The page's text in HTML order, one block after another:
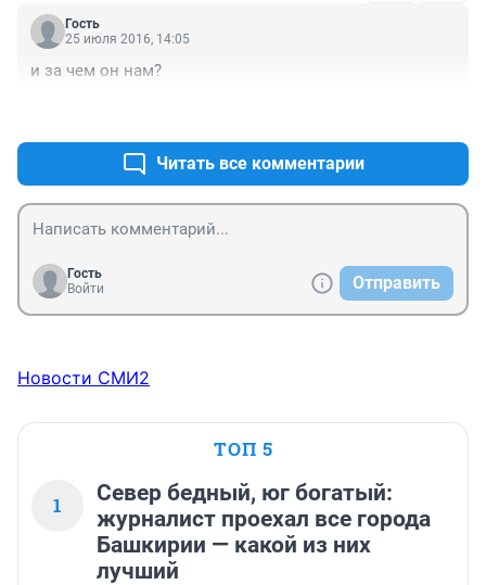
Гость
25 июля 2016, 14:05
и за чем он нам?
Читать все комментарии
Гость
Войти
Отправить
Новости СМИ2
ТОП 5
1
Север бедный, юг богатый:
журналист проехал все города
Башкирии — какой из них
лучший